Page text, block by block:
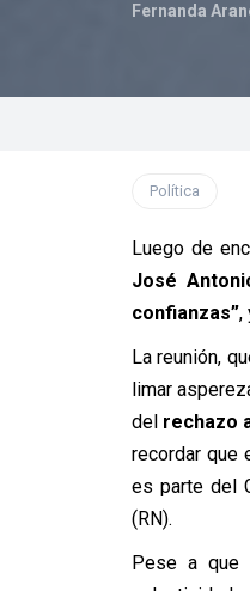
Fernanda
Política
Luego de
José
confianzas”,
La reunión,
limar
del rechazo
recordar que
es parte del
(RN).
Pese a que